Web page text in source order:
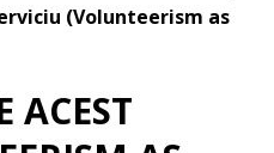
(Volunteerism as
ACEST